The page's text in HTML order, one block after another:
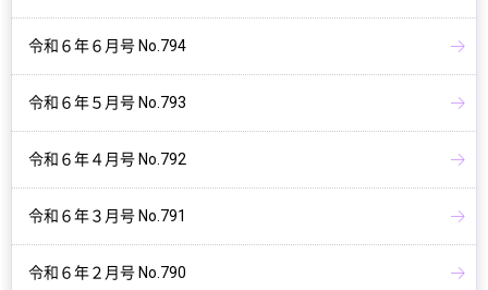
令和６年６月号 No.794
令和６年５月号 No.793
令和６年４月号 No.792
令和６年３月号 No.791
令和６年２月号 No.790